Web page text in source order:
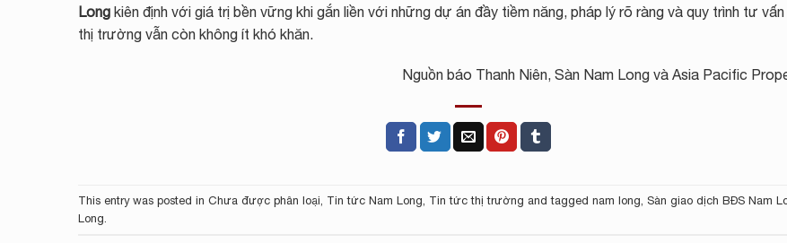
Long kiên định với giá trị bền vững khi gắn liền với những dự án đầy tiềm năng, pháp lý rõ ràng và quy trình tư
thị trường vẫn còn không ít khó khăn.
Nguồn báo Thanh Niên, Sàn Nam Long và Asia Pacific
This entry was posted in Chưa được phân loại Tin tức Nam Long Tin tức thị trường and tagged nam long Sàn giao dịch BĐS Nam
Long